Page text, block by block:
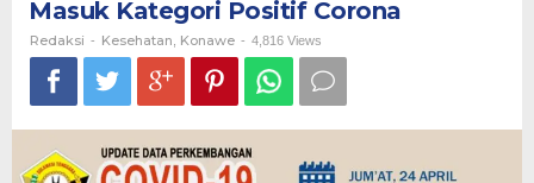
Masuk Kategori Positif Corona
Redaksi - Kesehatan Konawe - 4,816 Views